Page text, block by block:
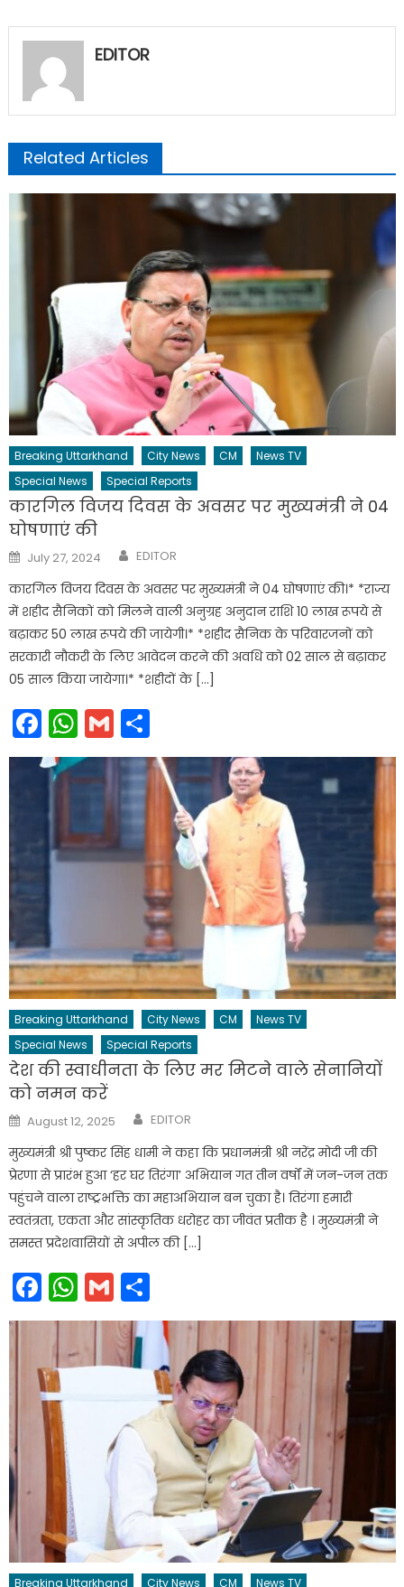
EDITOR
Related Articles
Breaking Uttarkhand City News CM
News TV
Special News
Special Reports
कारगिल विजय दिवस के अवसर पर मुख्यमंत्री ने 04
घोषणाएं की
Posted
on
July 27, 2024 Author
EDITOR
कारगिल विजय दिवस के अवसर पर मुख्यमंत्री ने 04 घोषणाएं की।* *राज्य
में शहीद सैनिकों को मिलने वाली अनुग्रह अनुदान राशि 10 लाख रूपये से
बढ़ाकर 50 लाख रूपये की जायेगी।* *शहीद सैनिक के परिवारजनों को
सरकारी नौकरी के लिए आवेदन करने की अवधि को 02 साल से बढ़ाकर
05 साल किया जायेगा।* *शहीदों के […]
Facebook
WhatsApp
Gmail
Breaking Uttarkhand City News CM
News TV
Special News
Special Reports
देश की स्वाधीनता के लिए मर मिटने वाले सेनानियों
को नमन करें
Posted
on
August 12, 2025 Author
EDITOR
मुख्यमंत्री श्री पुष्कर सिंह धामी ने कहा कि प्रधानमंत्री श्री नरेंद्र मोदी जी की
प्रेरणा से प्रारंभ हुआ ‘हर घर तिरंगा’ अभियान गत तीन वर्षों में जन-जन तक
पहुंचने वाला राष्ट्रभक्ति का महाअभियान बन चुका है। तिरंगा हमारी
स्वतंत्रता, एकता और सांस्कृतिक धरोहर का जीवंत प्रतीक है । मुख्यमंत्री ने
समस्त प्रदेशवासियों से अपील की […]
Facebook
WhatsApp
Gmail
Breaking Uttarkhand City News CM News TV